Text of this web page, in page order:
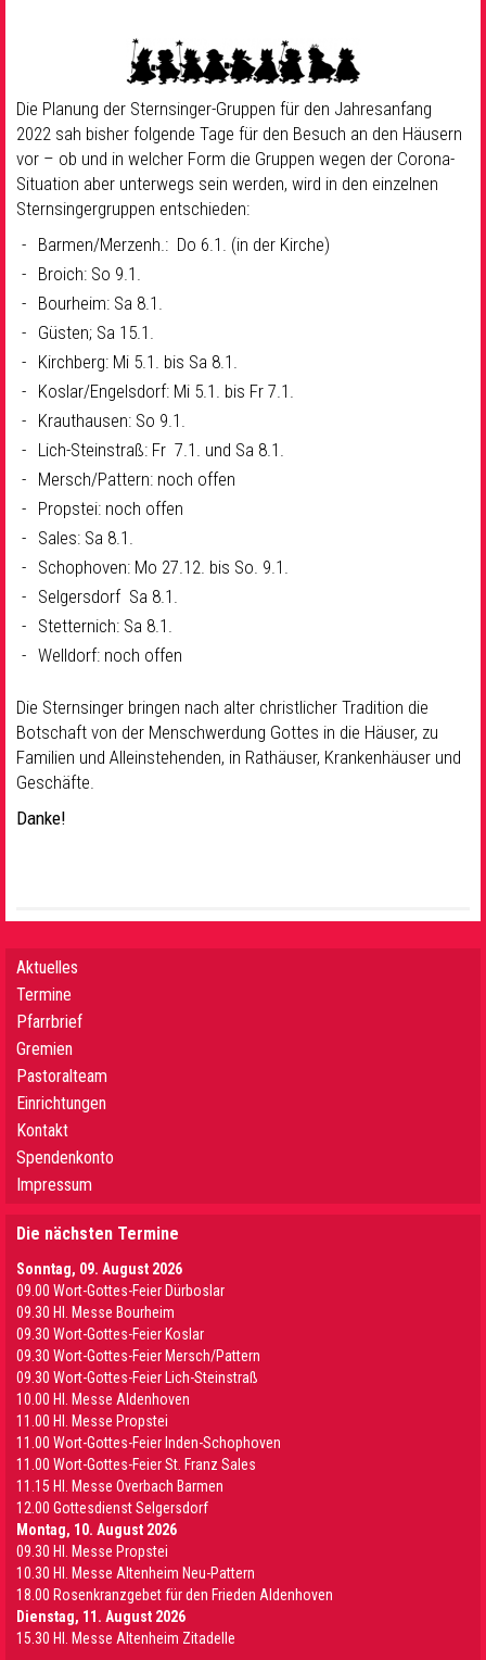
Die Planung der Sternsinger-Gruppen für den Jahresanfang
2022 sah bisher folgende Tage für den Besuch an den Häusern
vor – ob und in welcher Form die Gruppen wegen der Corona-
Situation aber unterwegs sein werden, wird in den einzelnen
Sternsingergruppen entschieden:
Barmen/Merzenh.: Do 6.1. (in der Kirche)
Broich: So 9.1.
Bourheim: Sa 8.1.
Güsten; Sa 15.1.
Kirchberg: Mi 5.1. bis Sa 8.1.
Koslar/Engelsdorf: Mi 5.1. bis Fr 7.1.
Krauthausen: So 9.1.
Lich-Steinstraß: Fr 7.1. und Sa 8.1.
Mersch/Pattern: noch offen
Propstei: noch offen
Sales: Sa 8.1.
Schophoven: Mo 27.12. bis So. 9.1.
Selgersdorf Sa 8.1.
Stetternich: Sa 8.1.
Welldorf: noch offen
Die Sternsinger bringen nach alter christlicher Tradition die
Botschaft von der Menschwerdung Gottes in die Häuser, zu
Familien und Alleinstehenden, in Rathäuser, Krankenhäuser und
Geschäfte.
Danke!
Aktuelles
Termine
Pfarrbrief
Gremien
Pastoralteam
Einrichtungen
Kontakt
Spendenkonto
Impressum
Die nächsten Termine
Sonntag, 09. August 2026
09.00 Wort-Gottes-Feier Dürboslar
09.30 HI. Messe Bourheim
09.30 Wort-Gottes-Feier Koslar
09.30 Wort-Gottes-Feier Mersch/Pattern
09.30 Wort-Gottes-Feier Lich-Steinstraß
10.00 Hl. Messe Aldenhoven
11.00 Hl. Messe Propstei
11.00 Wort-Gottes-Feier Inden-Schophoven
11.00 Wort-Gottes-Feier St. Franz Sales
11.15 Hl. Messe Overbach Barmen
12.00 Gottesdienst Selgersdorf
Montag, 10. August 2026
09.30 Hl. Messe Propstei
10.30 Hl. Messe Altenheim Neu-Pattern
18.00 Rosenkranzgebet für den Frieden Aldenhoven
Dienstag, 11. August 2026
15.30 Hl. Messe Altenheim Zitadelle